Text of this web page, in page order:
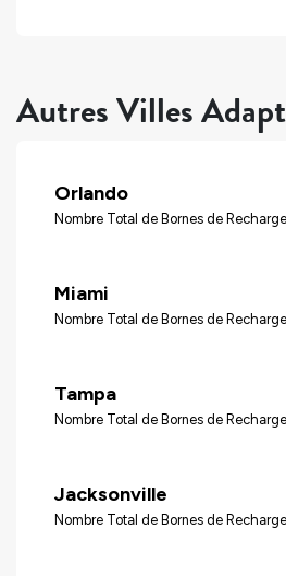
Autres Villes
Orlando
Nombre Total de Bornes de
Miami
Nombre Total de Bornes de
Tampa
Nombre Total de Bornes de
Jacksonville
Nombre Total de Bornes de